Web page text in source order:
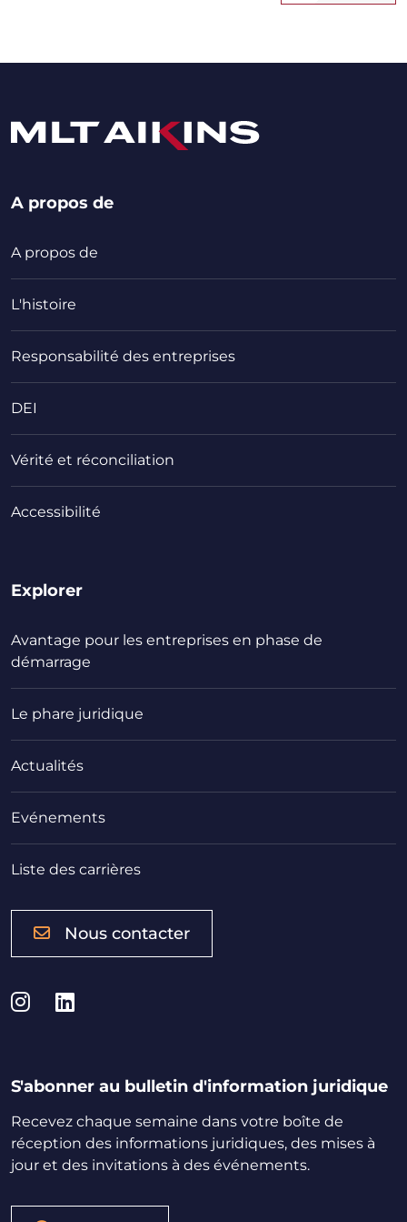
A propos de
A propos de
L'histoire
Responsabilité des entreprises
DEI
Vérité et réconciliation
Accessibilité
Explorer
Avantage pour les entreprises en phase de
démarrage
Le phare juridique
Actualités
Evénements
Liste des carrières
Nous contacter
Instagram
LinkedIn
S'abonner au bulletin d'information juridique
Recevez chaque semaine dans votre boîte de
réception des informations juridiques, des mises à
jour et des invitations à des événements.